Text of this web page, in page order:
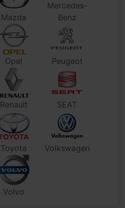
Mazda
Mercedes-
Benz
Opel Peugeot
Renault SEAT
Toyota Volkswagen
Volvo